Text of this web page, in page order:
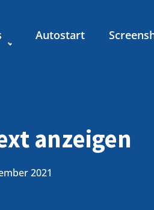
Autostart
anzeigen
2021